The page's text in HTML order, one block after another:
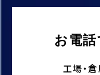
お電
工場・